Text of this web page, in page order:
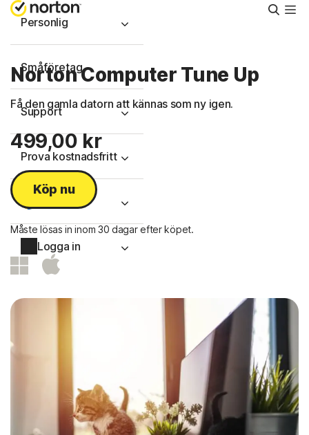
Sök
Personlig
Småföretag
Support
Prova kostnadsfritt
Logga in
Norton Computer Tune Up
Få den gamla datorn att kännas som ny igen.
499,00 kr
Köp nu
Måste lösas in inom 30 dagar efter köpet.